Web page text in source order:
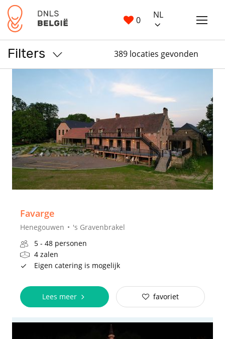
0 NL
Filters> 389 locaties gevonden
Favarge
Henegouwen
's Gravenbrakel
5 - 48 personen
4 zalen
Eigen catering is mogelijk
Lees meer favoriet